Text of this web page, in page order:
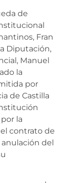
de
Fran
Diputación,
Manuel
la
por
de Castilla
la
contrato de
del